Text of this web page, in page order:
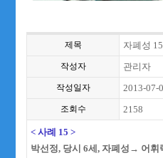
제목 자폐성
작성자 관리자
작성일자 2013-07-
조회수 2158
< 사례 15 >
박선정, 당시 6세, 자폐성→ 어휘